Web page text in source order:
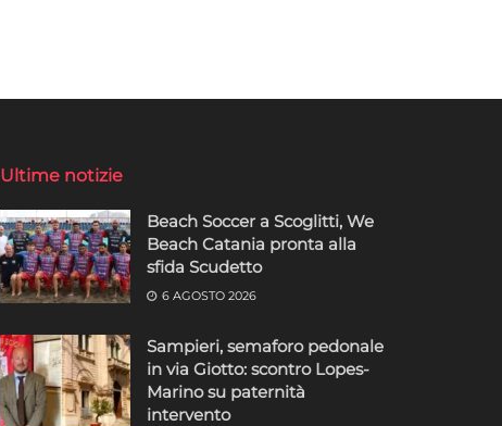
Ultime notizie
Beach Soccer a Scoglitti, We
Beach Catania pronta alla
sfida Scudetto
6 AGOSTO 2026
Sampieri, semaforo pedonale
in via Giotto: scontro Lopes-
Marino su paternità
intervento